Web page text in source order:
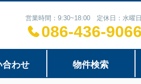
営業時間：9:30~18:00 定休日：水曜日
086-436-9066
合わせ 物件検索